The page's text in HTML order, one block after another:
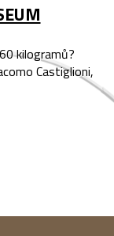
kilogramů?
Castiglioni,